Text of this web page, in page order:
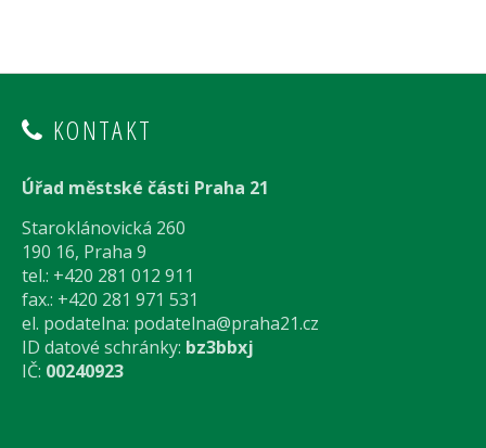
KONTAKT
Úřad městské části Praha 21
Staroklánovická 260
190 16, Praha 9
tel.: +420 281 012 911
fax.: +420 281 971 531
el. podatelna: podatelna@praha21.cz
ID datové schránky: bz3bbxj
IČ: 00240923